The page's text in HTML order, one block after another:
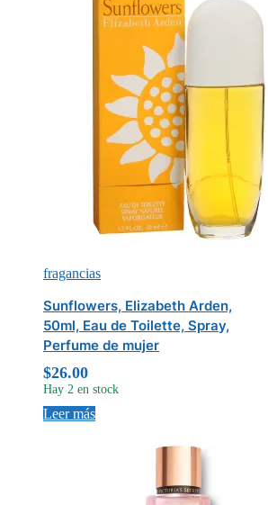
fragancias
Sunflowers, Elizabeth Arden,
50ml, Eau de Toilette, Spray,
Perfume de mujer
$26.00
Hay 2 en stock
Leer más